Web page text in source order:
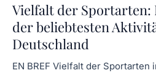
Vielfalt der Sportarten:
der beliebtesten
Deutschland
EN BREF Vielfalt der Sportarten